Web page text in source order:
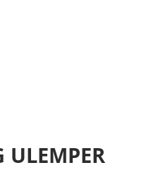
ULEMPER